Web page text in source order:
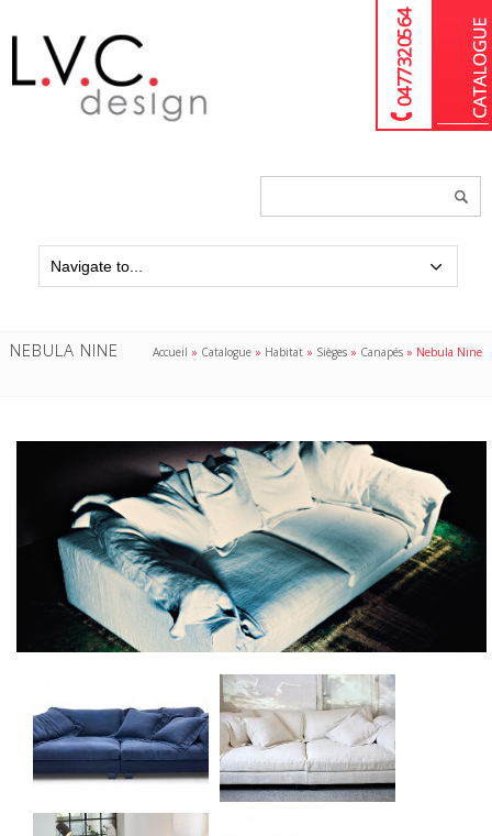
04 77 32 05 64
NEBULA NINE Accueil » Catalogue » Habitat » Sièges » Canapés » Nebula Nine